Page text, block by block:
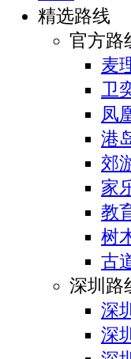
精选路线
官方路
麦
卫
凤
港
郊
家
教
树
古
深圳路
深
深